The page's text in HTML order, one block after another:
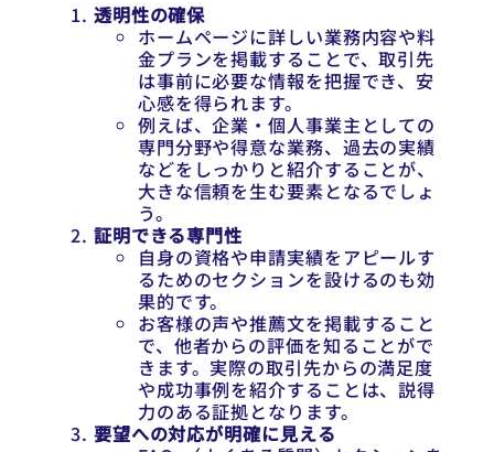
透明性の確保
ホームページに詳しい業務内容や料
金プランを掲載することで、取引先
は事前に必要な情報を把握でき、安
心感を得られます。
例えば、企業・個人事業主としての
専門分野や得意な業務、過去の実績
などをしっかりと紹介することが、
大きな信頼を生む要素となるでしょ
う。
証明できる専門性
自身の資格や申請実績をアピールす
るためのセクションを設けるのも効
果的です。
お客様の声や推薦文を掲載すること
で、他者からの評価を知ることがで
きます。実際の取引先からの満足度
や成功事例を紹介することは、説得
力のある証拠となります。
要望への対応が明確に見える